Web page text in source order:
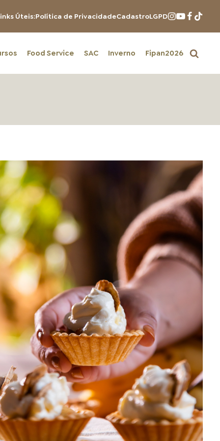
Úteis:Política de PrivacidadeCadastroLGPD
Food Service SAC Inverno Fipan2026
DISTRIBUIDORES E REPRESENTANTES
AGENDA DE CURSOS
ACESSO PARA PARCEIROS